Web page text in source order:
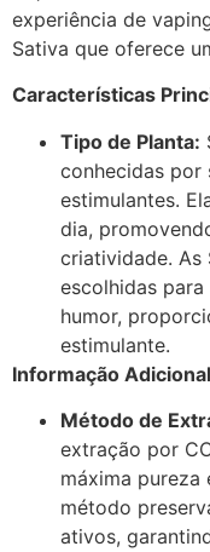
experiência de
Sativa que oferece
Características
Tipo de Planta:
conhecidas por
estimulantes.
dia,
criatividade. As
escolhidas
humor,
estimulante.
Informação
Método de
extração por
máxima
método
ativos,